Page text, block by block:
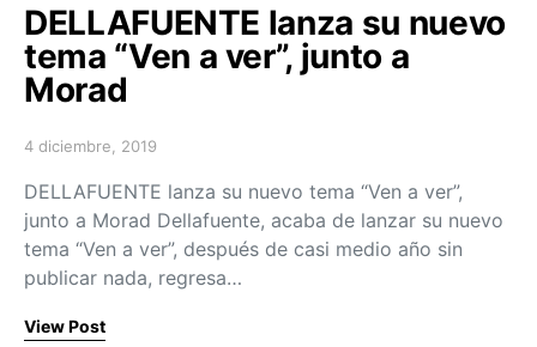
DELLAFUENTE lanza su nuevo
tema “Ven a ver”, junto a
Morad
Posted on
4 diciembre, 2019
DELLAFUENTE lanza su nuevo tema “Ven a ver”,
junto a Morad Dellafuente, acaba de lanzar su nuevo
tema “Ven a ver”, después de casi medio año sin
publicar nada, regresa…
View Post